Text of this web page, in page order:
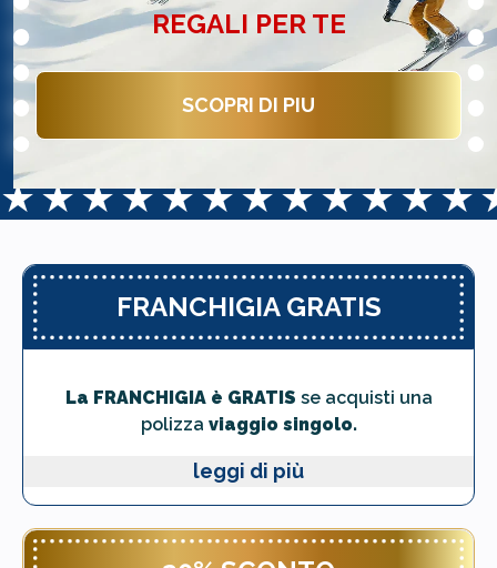
REGALI PER TE
SCOPRI DI PIU
★★★★★★★★★★★★
FRANCHIGIA GRATIS
La FRANCHIGIA è GRATIS se acquisti una
polizza viaggio singolo.
La franchigia è circal'11% del valore
della polizza .
Questa promozione, abbinata al 10% di
leggi di più